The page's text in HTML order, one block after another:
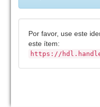
Por favor, use este
este ítem:
https://